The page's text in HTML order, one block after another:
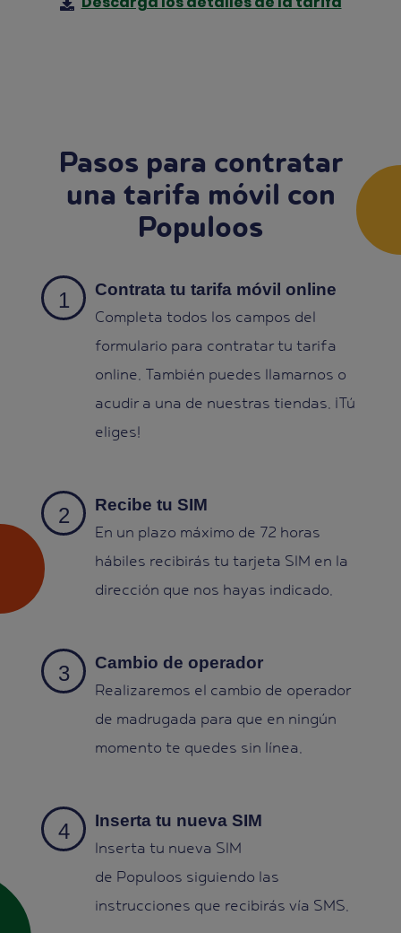
Pasos para contratar
una tarifa móvil con
Populoos
Contrata tu tarifa móvil online
Completa todos los campos del
formulario para contratar tu tarifa
online. También puedes llamarnos o
acudir a una de nuestras tiendas. ¡Tú
eliges!
Recibe tu SIM
En un plazo máximo de 72 horas
hábiles recibirás tu tarjeta SIM en la
dirección que nos hayas indicado.
Cambio de operador
Realizaremos el cambio de operador
de madrugada para que en ningún
momento te quedes sin línea.
Inserta tu nueva SIM
Inserta tu nueva SIM
de Populoos siguiendo las
instrucciones que recibirás vía SMS.